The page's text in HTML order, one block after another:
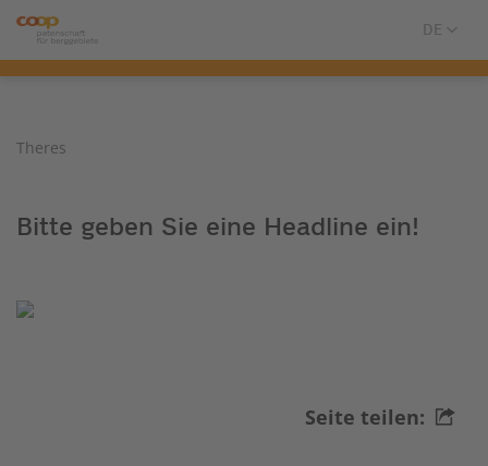
Theres
Bitte geben Sie eine Headline ein!
Seite teilen: